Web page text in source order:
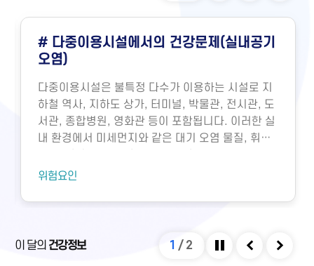
# 다중이용시설에서의 건강문제(실내공기
오염)
다중이용시설은 불특정 다수가 이용하는 시설로 지
하철 역사, 지하도 상가, 터미널, 박물관, 전시관, 도
서관, 종합병원, 영화관 등이 포함됩니다. 이러한 실
내 환경에서 미세먼지와 같은 대기 오염 물질, 휘발
오염물질에 노출되면 호흡기 질환 등 다양한 건강 문
가 부족하면 두통, 구토, 근육통, 불쾌감과 같은 빌딩
실내외 온도 차와 건조한 환경으로 인해 냉방병도 나
위험요인
이 달의 건강정보 1 / 2